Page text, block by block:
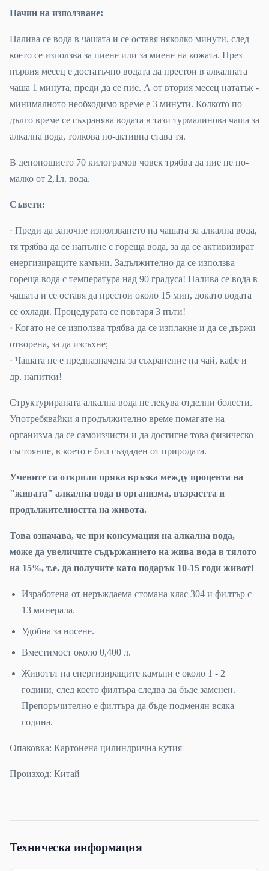
Начин на използване:
Налива се вода в чашата и се оставя няколко минути, след
което се използва за пиене или за миене на кожата. През
първия месец е достатъчно водата да престои в алкалната
чаша 1 минута, преди да се пие. А от втория месец нататък -
минималното необходимо време е 3 минути. Колкото по
дълго време се съхранява водата в тази турмалинова чаша за
алкална вода, толкова по-активна става тя.
В денонощието 70 килограмов човек трябва да пие не по-
малко от 2,1л. вода.
Съвети:
· Преди да започне използването на чашата за алкална вода,
тя трябва да се напълне с гореща вода, за да се активизират
енергизиращите камъни. Задължително да се използва
гореща вода с температура над 90 градуса! Налива се вода в
чашата и се оставя да престои около 15 мин, докато водата
се охлади. Процедурата се повтаря 3 пъти!
· Когато не се използва трябва да се изплакне и да се държи
отворена, за да изсъхне;
· Чашата не е предназначена за съхранение на чай, кафе и
др. напитки!
Структурираната алкална вода не лекува отделни болести.
Употребявайки я продължително време помагате на
организма да се самоизчисти и да достигне това физическо
състояние, в което е бил създаден от природата.
Учените са открили пряка връзка между процента на
"живата" алкална вода в организма, възрастта и
продължителността на живота.
Това означава, че при консумация на алкална вода,
може да увеличите съдържанието на жива вода в тялото
на 15%, т.е. да получите като подарък 10-15 годи живот!
Изработена от неръждаема стомана клас 304 и филтър с
13 минерала.
Удобна за носене.
Вместимост около 0,400 л.
Животът на енергизиращите камъни е около 1 - 2
години, след което филтъра следва да бъде заменен.
Препоръчително е филтъра да бъде подменян всяка
година.
Опаковка: Картонена цилиндрична кутия
Произход: Китай
Техническа информация